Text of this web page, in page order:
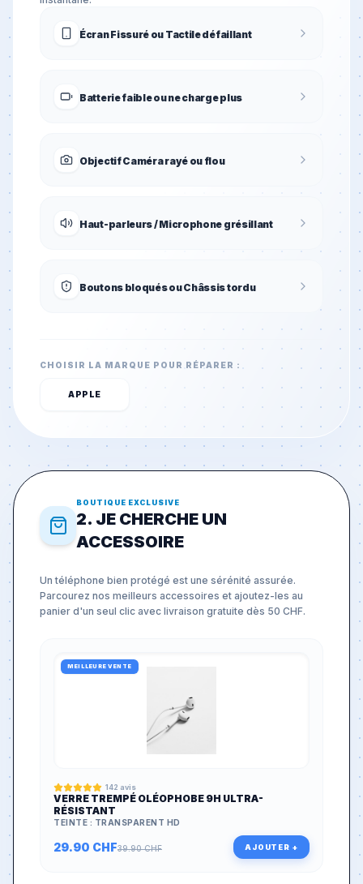
Écran Fissuré ou Tactile défaillant
Batterie faible ou ne charge plus
Objectif Caméra rayé ou flou
Haut-parleurs / Microphone grésillant
Boutons bloqués ou Châssis tordu
CHOISIR LA MARQUE POUR RÉPARER :
APPLE
BOUTIQUE EXCLUSIVE
2. JE CHERCHE UN
ACCESSOIRE
Un téléphone bien protégé est une sérénité assurée.
Parcourez nos meilleurs accessoires et ajoutez-les au
panier d'un seul clic avec livraison gratuite dès 50 CHF.
MEILLEURE VENTE
142 avis
VERRE TREMPÉ OLÉOPHOBE 9H ULTRA-
RÉSISTANT
TEINTE : TRANSPARENT HD
29.90 CHF39.90CHF AJOUTER +